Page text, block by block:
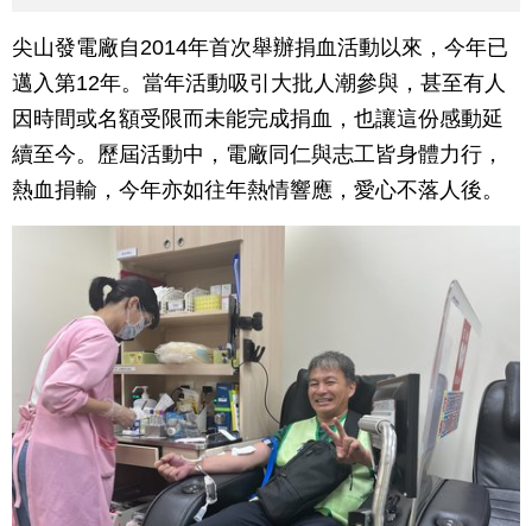
尖山發電廠自2014年首次舉辦捐血活動以來，今年已
邁入第12年。當年活動吸引大批人潮參與，甚至有人
因時間或名額受限而未能完成捐血，也讓這份感動延
續至今。歷屆活動中，電廠同仁與志工皆身體力行，
熱血捐輸，今年亦如往年熱情響應，愛心不落人後。